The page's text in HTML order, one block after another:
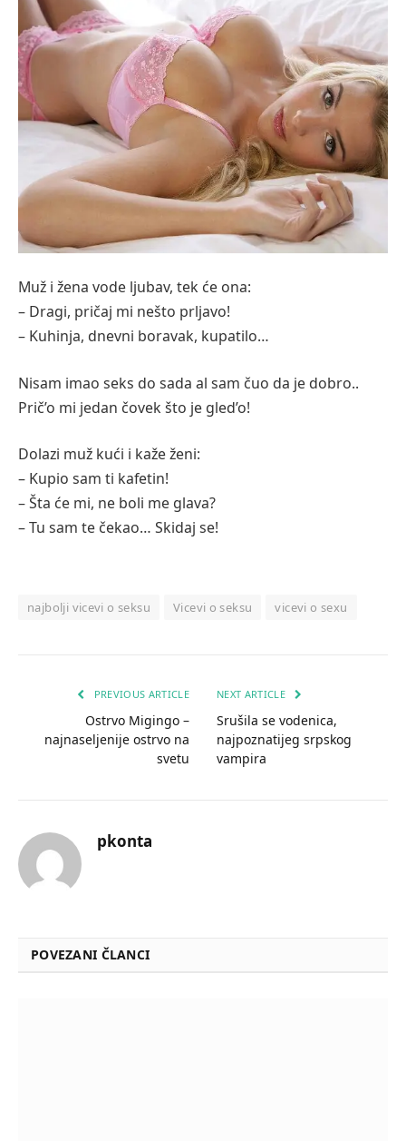
Muž i žena vode ljubav, tek će ona:
– Dragi, pričaj mi nešto prljavo!
– Kuhinja, dnevni boravak, kupatilo…
Nisam imao seks do sada al sam čuo da je dobro..
Prič’o mi jedan čovek što je gled’o!
Dolazi muž kući i kaže ženi:
– Kupio sam ti kafetin!
– Šta će mi, ne boli me glava?
– Tu sam te čekao… Skidaj se!
najbolji vicevi o seksu Vicevi o seksu vicevi o sexu
PREVIOUS ARTICLE
Ostrvo Migingo –
najnaseljenije ostrvo na
svetu
NEXT ARTICLE
Srušila se vodenica,
najpoznatijeg srpskog
vampira
pkonta
POVEZANI ČLANCI